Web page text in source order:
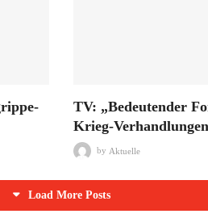
TV: „Bedeutender
Krieg-Verhandlungen
by Aktuelle
Load More Posts